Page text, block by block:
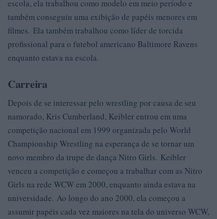
escola, ela trabalhou como modelo em meio período e
também conseguiu uma exibição de papéis menores em
filmes. Ela também trabalhou como líder de torcida
profissional para o futebol americano Baltimore Ravens
enquanto estava na escola.
Carreira
Depois de se interessar pelo wrestling por causa de seu
namorado, Kris Cumberland, Keibler entrou em uma
competição nacional em 1999 organizada pelo World
Championship Wrestling na esperança de se tornar um
novo membro da trupe de dança Nitro Girls. Keibler
venceu a competição e começou a trabalhar com as Nitro
Girls na rede WCW em 2000, enquanto ainda estava na
universidade. Ao longo do ano 2000, ela começou a
assumir papéis cada vez maiores na tela do universo WCW,